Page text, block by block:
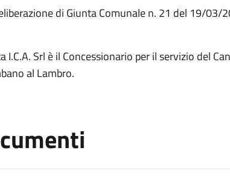
di Giunta Comunale n. 21 del 19/03/
I.C.A. Srl è il Concessionario per il servizio del
al Lambro.